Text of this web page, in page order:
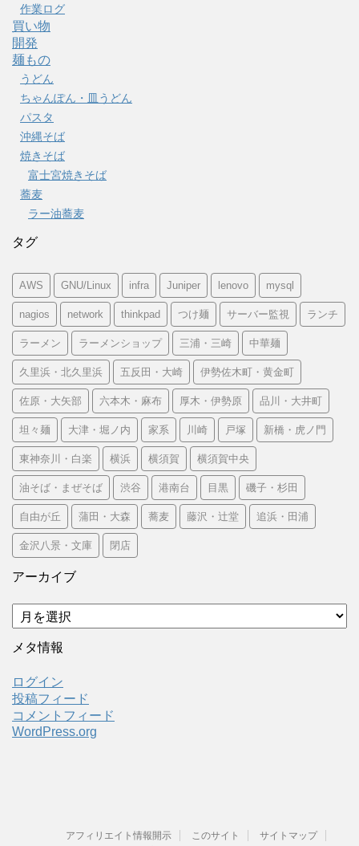
作業ログ
買い物
開発
麺もの
うどん
ちゃんぽん・皿うどん
パスタ
沖縄そば
焼きそば
富士宮焼きそば
蕎麦
ラー油蕎麦
タグ
AWS GNU/Linux infra Juniper lenovo mysql
nagios network thinkpad つけ麺 サーバー監視 ランチ
ラーメン ラーメンショップ 三浦・三崎 中華麺
久里浜・北久里浜 五反田・大崎 伊勢佐木町・黄金町
佐原・大矢部 六本木・麻布 厚木・伊勢原 品川・大井町
坦々麺 大津・堀ノ内 家系 川崎 戸塚 新橋・虎ノ門
東神奈川・白楽 横浜 横須賀 横須賀中央
油そば・まぜそば 渋谷 港南台 目黒 磯子・杉田
自由が丘 蒲田・大森 蕎麦 藤沢・辻堂 追浜・田浦
金沢八景・文庫 閉店
アーカイブ
ア
ー
カ
ブ
メタ情報
ログイン
投稿フィード
コメントフィード
WordPress.org
アフィリエイト情報開示 このサイト
サイトマップ